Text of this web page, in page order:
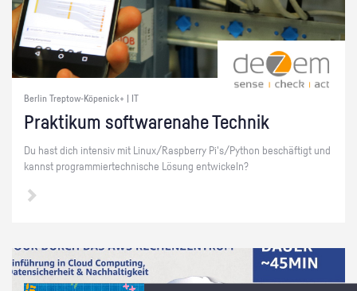
Berlin Treptow-Köpenick+ | IT
Prak­ti­kum soft­ware­na­he Tech­nik
Du hast dich in­ten­siv mit Linux/Raspber­ry Pi's/Py­thon be­schäf­tigt und
kannst pro­gram­mier­tech­ni­sche Lö­sung ent­wi­ckeln?